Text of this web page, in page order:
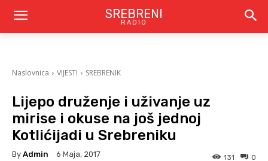
SREBRENI
RADIO
Naslovnica VIJESTI SREBRENIK
Lijepo druženje i uživanje uz
mirise i okuse na još jednoj
Kotlićijadi u Srebreniku
By Admin 6 Maja, 2017 0
131